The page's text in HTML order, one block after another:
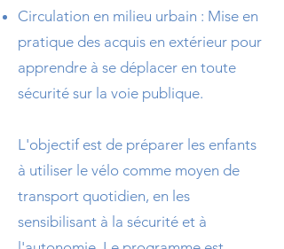
Circulation en milieu urbain : Mise en
pratique des acquis en extérieur pour
apprendre à se déplacer en toute
sécurité sur la voie publique.
L'objectif est de préparer les enfants
à utiliser le vélo comme moyen de
transport quotidien, en les
sensibilisant à la sécurité et à